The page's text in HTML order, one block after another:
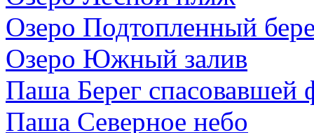
Озеро Подтопленный
Озеро Южный залив
Паша Берег спасовавшей
Паша Северное небо